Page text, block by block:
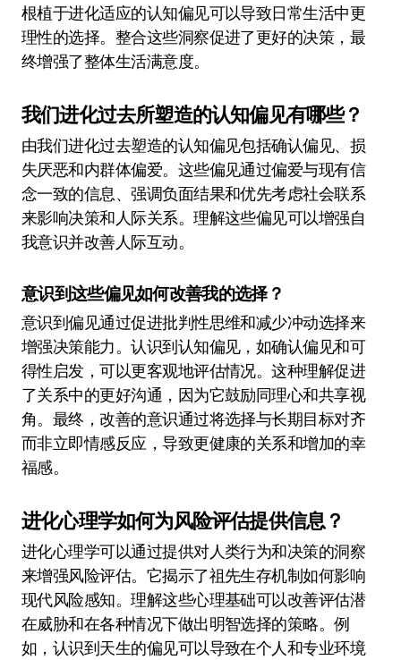
根植于进化适应的认知偏见可以导致日常生活中更
理性的选择。整合这些洞察促进了更好的决策，最
终增强了整体生活满意度。
我们进化过去所塑造的认知偏见有哪些？
由我们进化过去塑造的认知偏见包括确认偏见、损
失厌恶和内群体偏爱。这些偏见通过偏爱与现有信
念一致的信息、强调负面结果和优先考虑社会联系
来影响决策和人际关系。理解这些偏见可以增强自
我意识并改善人际互动。
意识到这些偏见如何改善我的选择？
意识到偏见通过促进批判性思维和减少冲动选择来
增强决策能力。认识到认知偏见，如确认偏见和可
得性启发，可以更客观地评估情况。这种理解促进
了关系中的更好沟通，因为它鼓励同理心和共享视
角。最终，改善的意识通过将选择与长期目标对齐
而非立即情感反应，导致更健康的关系和增加的幸
福感。
进化心理学如何为风险评估提供信息？
进化心理学可以通过提供对人类行为和决策的洞察
来增强风险评估。它揭示了祖先生存机制如何影响
现代风险感知。理解这些心理基础可以改善评估潜
在威胁和在各种情况下做出明智选择的策略。例
如，认识到天生的偏见可以导致在个人和专业环境